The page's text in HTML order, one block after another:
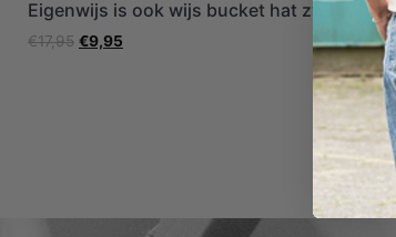
Eigenwijs is ook wijs bucket hat zwart
€17,95 €9,95